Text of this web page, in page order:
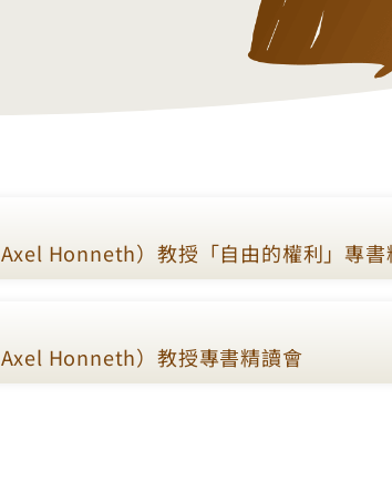
Honneth）教授「自由的權利」專書
Honneth）教授專書精讀會